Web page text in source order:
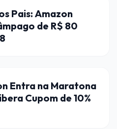
Pais: Amazon
de R$ 80
Entra na Maratona
Cupom de 10%